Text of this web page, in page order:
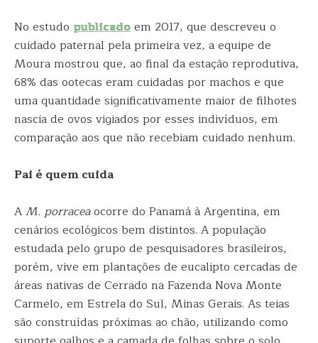
No estudo publicadoem 2017, que descreveu o
cuidado paternal pela primeira vez, a equipe de
Moura mostrou que, ao final da estação reprodutiva,
68% das ootecas eram cuidadas por machos e que
uma quantidade significativamente maior de filhotes
nascia de ovos vigiados por esses indivíduos, em
comparação aos que não recebiam cuidado nenhum.
Pai é quem cuida
AM. porraceaocorre do Panamá à Argentina, em
cenários ecológicos bem distintos. A população
estudada pelo grupo de pesquisadores brasileiros,
porém, vive em plantações de eucalipto cercadas de
áreas nativas de Cerrado na Fazenda Nova Monte
Carmelo, em Estrela do Sul, Minas Gerais. As teias
são construídas próximas ao chão, utilizando como